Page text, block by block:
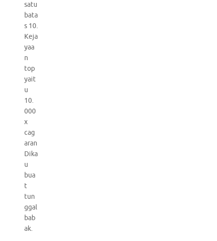
satu
bata
s 10.
Keja
yaa
n
top
yait
u
10.
000
x
cag
aran
Dika
u
bua
t
tun
ggal
bab
ak.